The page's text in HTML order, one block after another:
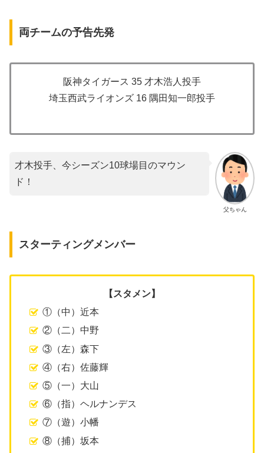
両チームの予告先発
阪神タイガース 35 才木浩人投手
埼玉西武ライオンズ 16 隅田知一郎投手
父ちゃん
才木投手、今シーズン10球場目のマウン
ド！
スターティングメンバー
【スタメン】
①（中）近本
②（二）中野
③（左）森下
④（右）佐藤輝
⑤（一）大山
⑥（指）ヘルナンデス
⑦（遊）小幡
⑧（捕）坂本